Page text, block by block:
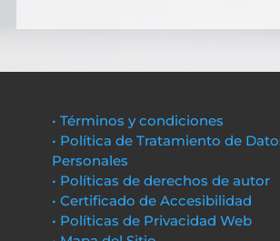
• Términos y condiciones
• Política de Tratamiento de
Personales
• Políticas de derechos de autor
• Certificado de Accesibilidad
• Políticas de Privacidad Web